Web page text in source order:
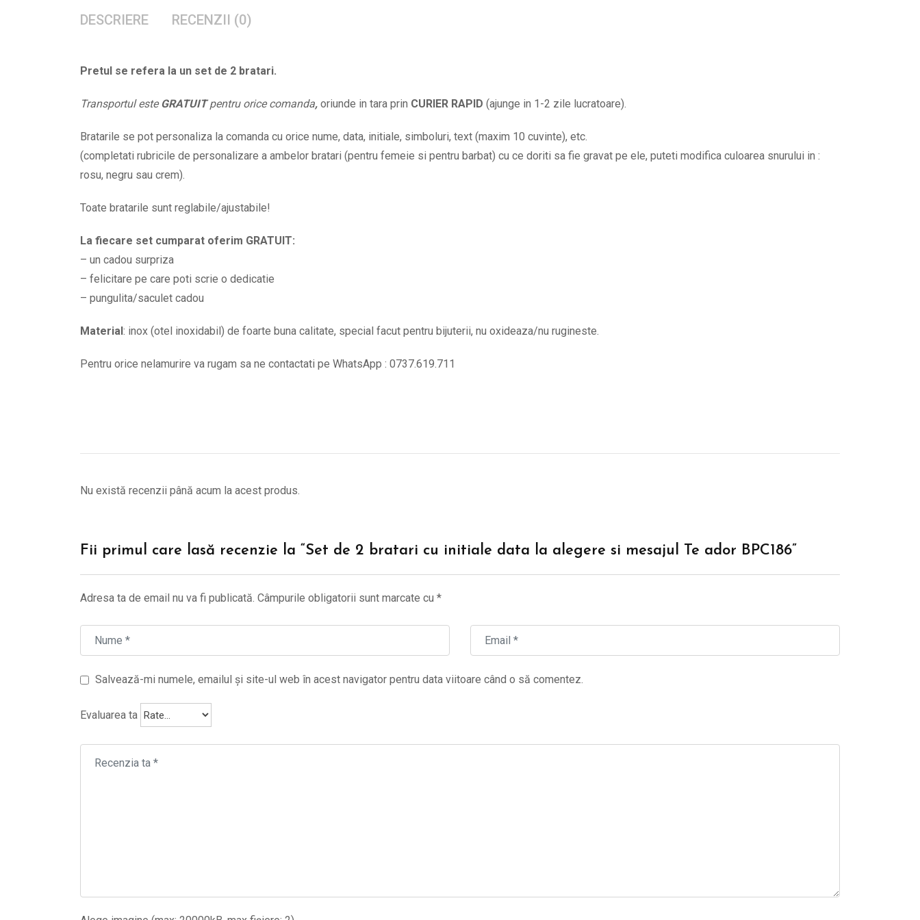
mesajul
Te
ador
DESCRIERE RECENZII (0)
Pretul se refera la un set de 2 bratari.
Transportul esteGRATUITpentru orice comanda, oriunde in tara prin CURIER RAPID (ajunge in 1-2 zile lucratoare).
Bratarile se pot personaliza la comanda cu orice nume, data, initiale, simboluri, text (maxim 10 cuvinte), etc.
(completati rubricile de personalizare a ambelor bratari (pentru femeie si pentru barbat) cu ce doriti sa fie gravat pe ele, puteti modifica culoarea snurului in :
rosu, negru sau crem).
Toate bratarile sunt reglabile/ajustabile!
La fiecare set cumparat oferim GRATUIT:
– un cadou surpriza
– felicitare pe care poti scrie o dedicatie
– pungulita/saculet cadou
Material : inox (otel inoxidabil) de foarte buna calitate, special facut pentru bijuterii, nu oxideaza/nu rugineste.
Pentru orice nelamurire va rugam sa ne contactati pe WhatsApp : 0737.619.711
Nu există recenzii până acum la acest produs.
Fii primul care lasă recenzie la “Set de 2 bratari cu initiale data la alegere si mesajul Te ador BPC186”
Adresa ta de email nu va fi publicată. Câmpurile obligatorii sunt marcate cu *
Salvează-mi numele, emailul și site-ul web în acest navigator pentru data viitoare când o să comentez.
Evaluarea ta